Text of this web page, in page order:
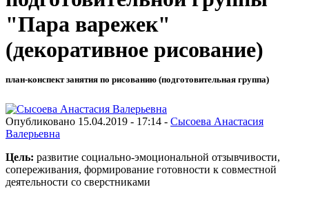
"Пара варежек"
(декоративное рисование)
план-конспект занятия по рисованию (подготовительная группа)
Опубликовано 15.04.2019 - 17:14 - Сысоева Анастасия
Валерьевна
Цель: развитие социально-эмоциональной отзывчивости,
сопереживания, формирование готовности к совместной
деятельности со сверстниками